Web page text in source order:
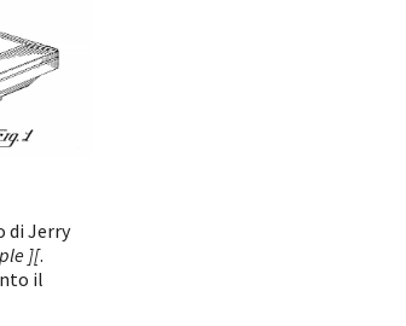
di Jerry
][.
il